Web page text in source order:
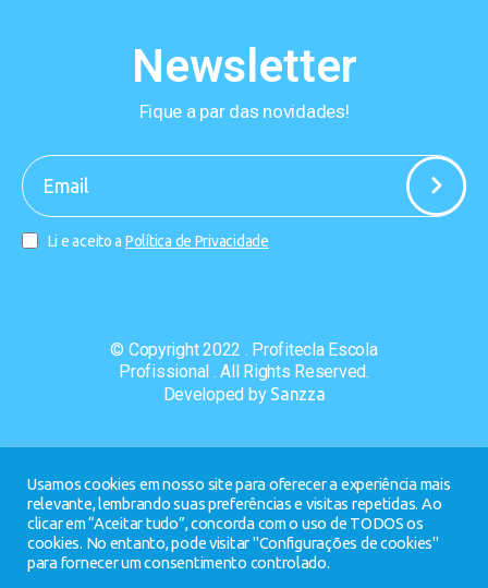
Newsletter
Fique a par das novidades!
Li e aceito a Política de Privacidade
-
© Copyright 2022 . Profitecla Escola
Profissional . All Rights Reserved.
Developed by Sanzza
Usamos cookies em nosso site para oferecer a experiência mais
relevante, lembrando suas preferências e visitas repetidas. Ao
clicar em “Aceitar tudo”, concorda com o uso de TODOS os
cookies. No entanto, pode visitar "Configurações de cookies"
para fornecer um consentimento controlado.